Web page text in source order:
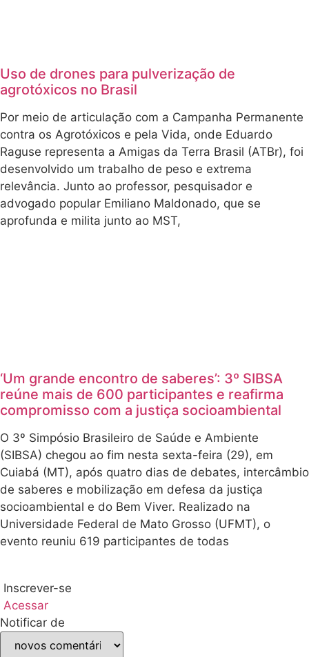
Uso de drones para pulverização de
agrotóxicos no Brasil
Por meio de articulação com a Campanha Permanente
contra os Agrotóxicos e pela Vida, onde Eduardo
Raguse representa a Amigas da Terra Brasil (ATBr), foi
desenvolvido um trabalho de peso e extrema
relevância. Junto ao professor, pesquisador e
advogado popular Emiliano Maldonado, que se
aprofunda e milita junto ao MST,
‘Um grande encontro de saberes’: 3º SIBSA
reúne mais de 600 participantes e reafirma
compromisso com a justiça socioambiental
O 3º Simpósio Brasileiro de Saúde e Ambiente
(SIBSA) chegou ao fim nesta sexta-feira (29), em
Cuiabá (MT), após quatro dias de debates, intercâmbio
de saberes e mobilização em defesa da justiça
socioambiental e do Bem Viver. Realizado na
Universidade Federal de Mato Grosso (UFMT), o
evento reuniu 619 participantes de todas
Inscrever-se
Acessar
Notificar de